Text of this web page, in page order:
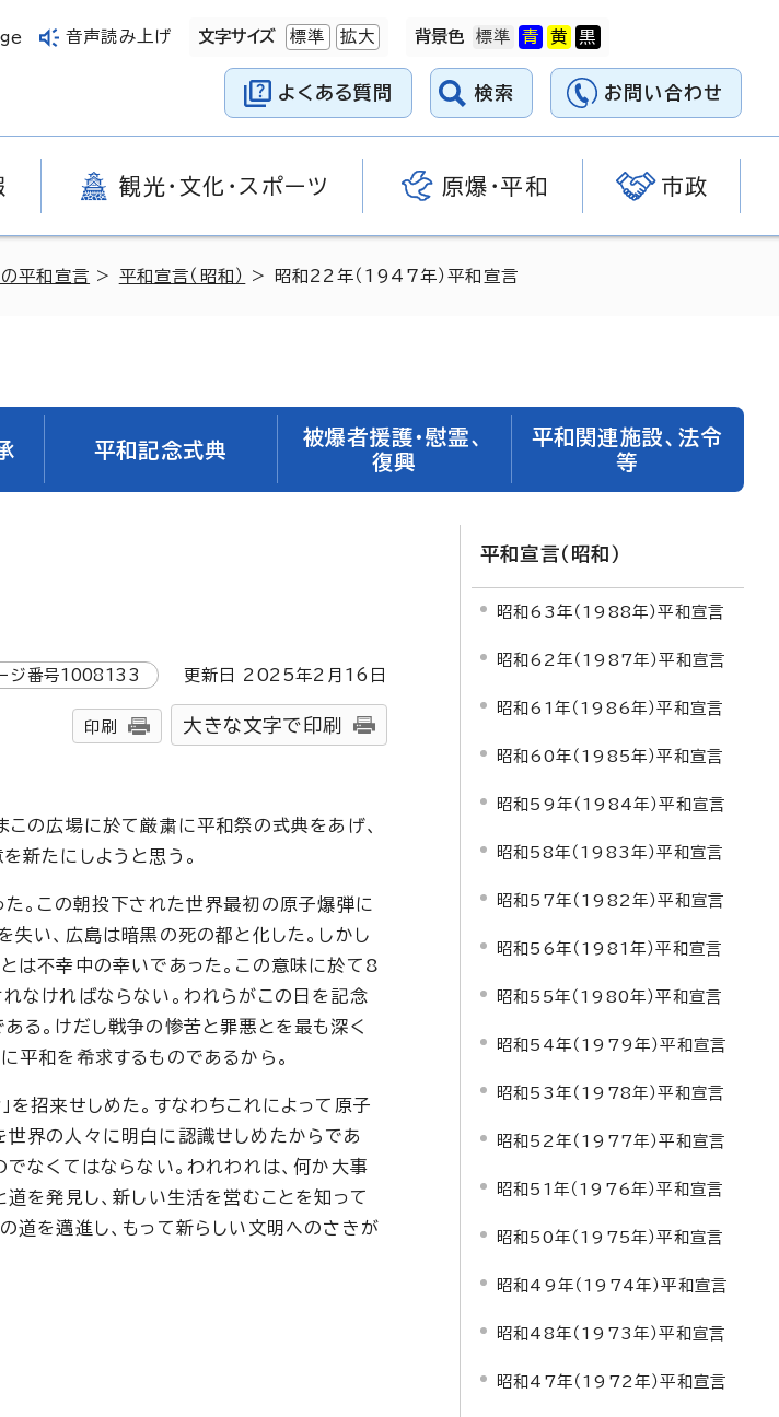
音声読み上げ 文字サイズ 標準 拡大 背景色
よくある質問 検索 お問い合わせ
観光・文化・スポーツ 原爆・平和 市政
平和宣言 > 平和宣言（昭和） > 昭和22年（1947年）平和宣言
平和記念式典
被爆者援護・慰霊、
復興
平和関連施設、法令
等
ジ番号1008133 更新日 2025年2月 16 日
印刷 大きな文字で印刷
の広場に於て厳粛に平和祭の式典をあげ、
新たにしようと思う。
。この朝投下された世界最初の原子爆弾に
い、広島は暗黒の死の都と化した。しかし
は不幸中の幸いであった。この意味に於て8
なければならない。われらがこの日を記念
る。けだし戦争の惨苦と罪悪とを最も深く
平和を希求するものであるから。
招来せしめた。すなわちこれによって原子
界の人々に明白に認識せしめたからであ
なくてはならない。われわれは、何か大事
を発見し、新しい生活を営むことを知って
道を邁進し、もって新らしい文明へのさきが
平和宣言（昭和）
昭和63年（1988年）平和宣言
昭和62年（1987年）平和宣言
昭和61年（1986年）平和宣言
昭和60年（1985年）平和宣言
昭和59年（1984年）平和宣言
昭和58年（1983年）平和宣言
昭和57年（1982年）平和宣言
昭和56年（1981年）平和宣言
昭和55年（1980年）平和宣言
昭和54年（1979年）平和宣言
昭和53年（1978年）平和宣言
昭和52年（1977年）平和宣言
昭和51年（1976年）平和宣言
昭和50年（1975年）平和宣言
昭和49年（1974年）平和宣言
昭和48年（1973年）平和宣言
昭和47年（1972年）平和宣言